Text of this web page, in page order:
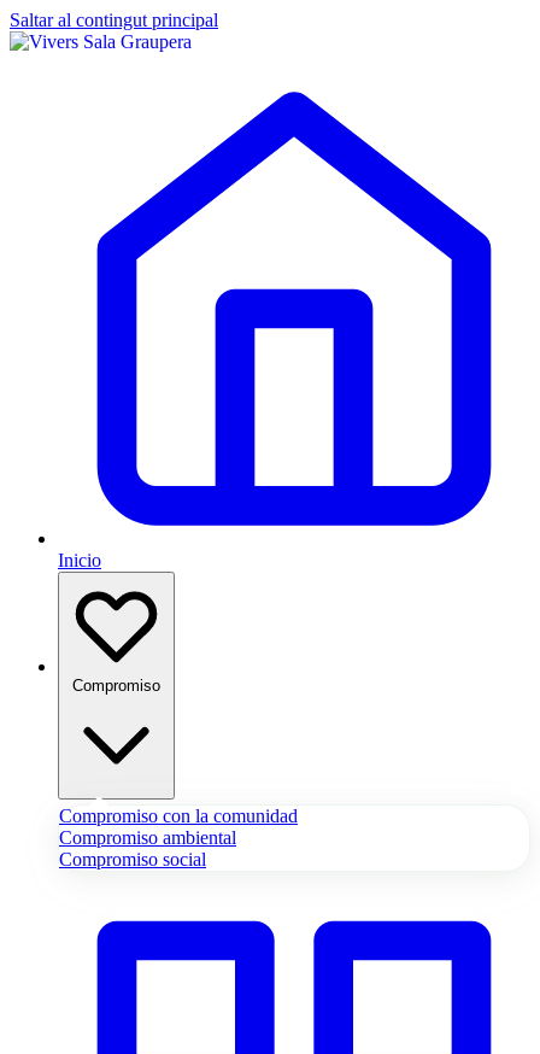
Saltar al contingut principal
Inicio
Compromiso
Compromiso con la comunidad
Compromiso ambiental
Compromiso social